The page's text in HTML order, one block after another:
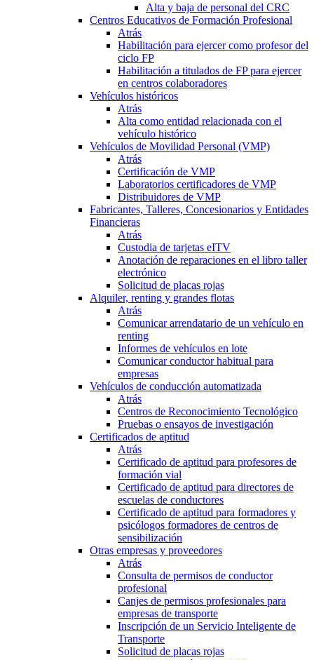
Alta y baja de personal del CRC
Centros Educativos de Formación Profesional
Atrás
Habilitación para ejercer como profesor del
ciclo FP
Habilitación a titulados de FP para ejercer
en centros colaboradores
Vehículos históricos
Atrás
Alta como entidad relacionada con el
vehículo histórico
Vehículos de Movilidad Personal (VMP)
Atrás
Certificación de VMP
Laboratorios certificadores de VMP
Distribuidores de VMP
Fabricantes, Talleres, Concesionarios y Entidades
Financieras
Atrás
Custodia de tarjetas eITV
Anotación de reparaciones en el libro taller
electrónico
Solicitud de placas rojas
Alquiler, renting y grandes flotas
Atrás
Comunicar arrendatario de un vehículo en
renting
Informes de vehículos en lote
Comunicar conductor habitual para
empresas
Vehículos de conducción automatizada
Atrás
Centros de Reconocimiento Tecnológico
Pruebas o ensayos de investigación
Certificados de aptitud
Atrás
Certificado de aptitud para profesores de
formación vial
Certificado de aptitud para directores de
escuelas de conductores
Certificado de aptitud para formadores y
psicólogos formadores de centros de
sensibilización
Otras empresas y proveedores
Atrás
Consulta de permisos de conductor
profesional
Canjes de permisos profesionales para
empresas de transporte
Inscripción de un Servicio Inteligente de
Transporte
Solicitud de placas rojas